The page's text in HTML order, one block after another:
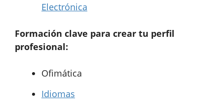
Electrónica
Formación clave para crear tu perfil
profesional:
Ofimática
Idiomas